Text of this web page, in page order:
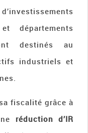
départements
destinés au
industriels et
fiscalité grâce à
réduction d’IR